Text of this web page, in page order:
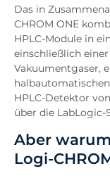
Das in
CHROM ONE
HPLC-Module in
einschließlich
Vakuumentgaser,
HPLC-Detektor
über die LabLogic-
Aber
Logi-